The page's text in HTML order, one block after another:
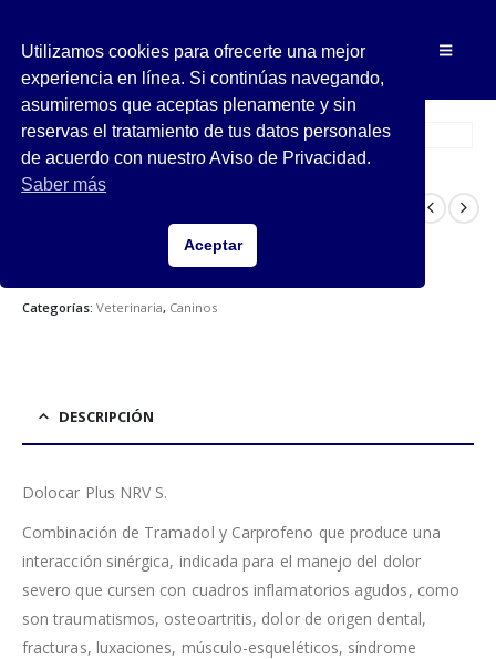
Dolocar Plus NRV S
Analgésico para el dolor agudo y severo.
Categorías: Veterinaria, Caninos
DESCRIPCIÓN
Dolocar Plus NRV S.
Combinación de Tramadol y Carprofeno que produce una
interacción sinérgica, indicada para el manejo del dolor
severo que cursen con cuadros inflamatorios agudos, como
son traumatismos, osteoartritis, dolor de origen dental,
fracturas, luxaciones, músculo-esqueléticos, síndrome
Utilizamos cookies para ofrecerte una mejor
experiencia en línea. Si continúas navegando,
asumiremos que aceptas plenamente y sin
reservas el tratamiento de tus datos personales
de acuerdo con nuestro Aviso de Privacidad.
Saber más
Aceptar